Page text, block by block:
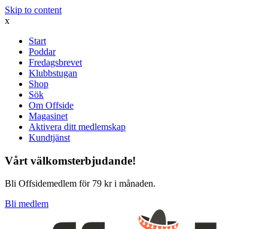
Skip to content
x
Start
Poddar
Fredagsbrevet
Klubbstugan
Shop
Sök
Om Offside
Magasinet
Aktivera ditt medlemskap
Kundtjänst
Vårt välkomsterbjudande!
Bli Offsidemedlem för 79 kr i månaden.
Bli medlem